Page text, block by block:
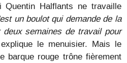
Halflants ne travaille
un boulot qui demande de la
semaines de travail pour
le menuisier. Mais le
barque rouge trône fièrement